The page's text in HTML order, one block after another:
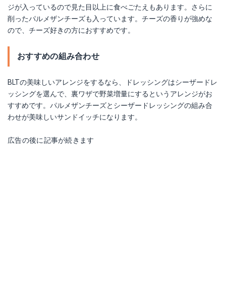
ジが入っているので見た目以上に食べごたえもあります。さらに
削ったパルメザンチーズも入っています。チーズの香りが強めな
ので、チーズ好きの方におすすめです。
おすすめの組み合わせ
BLTの美味しいアレンジをするなら、ドレッシングはシーザードレ
ッシングを選んで、裏ワザで野菜増量にするというアレンジがお
すすめです。パルメザンチーズとシーザードレッシングの組み合
わせが美味しいサンドイッチになります。
広告の後に記事が続きます